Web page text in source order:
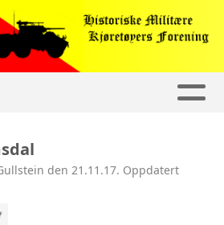
den 21.11.17. Oppdatert